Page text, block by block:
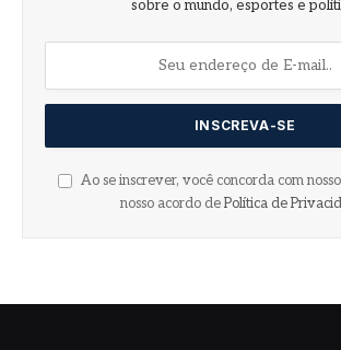
sobre o mundo, esportes e
Ao se inscrever, você concorda com
nosso acordo de Política de